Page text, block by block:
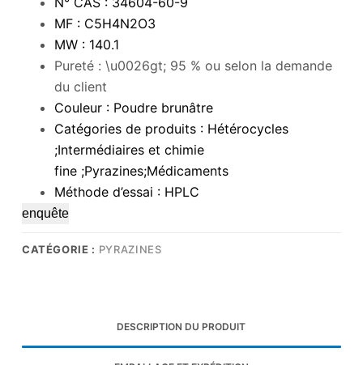
MF : C5H4N2O3
MW : 140.1
Pureté : \u0026gt; 95 % ou selon la demande
du client
Couleur : Poudre brunâtre
Catégories de produits : Hétérocycles
;Intermédiaires et chimie
fine ;Pyrazines;Médicaments
Méthode d’essai : HPLC
enquête
CATÉGORIE : PYRAZINES
DESCRIPTION DU PRODUIT